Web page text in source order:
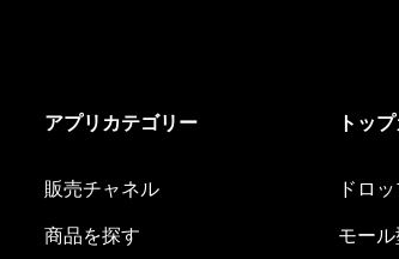
アプリカテゴリー
販売チャネル
商品を探す
トッ
ドロ
モー